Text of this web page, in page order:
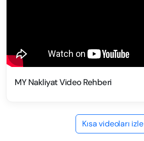
MY Nakliyat Video Rehberi
Kısa videoları izle